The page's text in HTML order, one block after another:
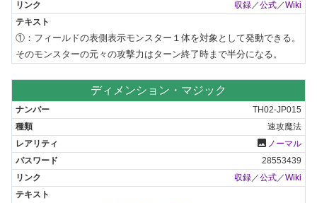
収録／公式／Wiki
①：フィールドの表側表示モンスター１体を対象として発動できる。
そのモンスターの元々の攻撃力はターン終了時まで半分になる。
ディメンション・マジック
TH02-JP015
速攻魔法
photo ノーマル
28553439
収録／公式／Wiki